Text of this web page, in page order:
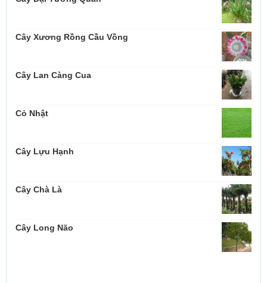
Cây Xương Rồng Cầu Vồng
Cây Lan Càng Cua
Cỏ Nhật
Cây Lựu Hạnh
Cây Chà Là
Cây Long Não